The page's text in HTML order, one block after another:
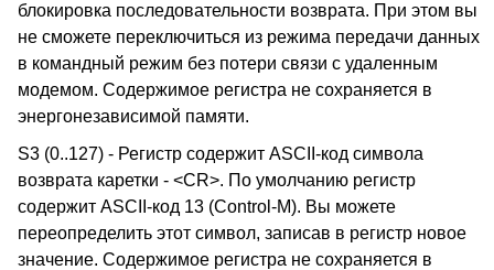
блокировка последовательности возврата. При этом вы
не сможете переключиться из режима передачи данных
в командный режим без потери связи с удаленным
модемом. Содержимое регистра не сохраняется в
энергонезависимой памяти.
S3 (0..127) - Регистр содержит ASCII-код символа
возврата каретки - <CR>. По умолчанию регистр
содержит ASCII-код 13 (Control-M). Вы можете
переопределить этот символ, записав в регистр новое
значение. Содержимое регистра не сохраняется в